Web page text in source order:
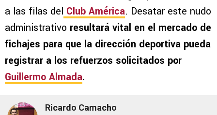
a las filas del Club América. Desatar este nudo
administrativo resultará vital en el mercado de
fichajes para que la dirección deportiva pueda
registrar a los refuerzos solicitados por
Guillermo Almada.
Ricardo Camacho